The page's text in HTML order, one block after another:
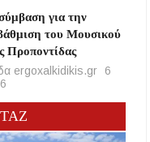
για την
του Μουσικού
Προποντίδας
ergoxalkidikis.gr
6